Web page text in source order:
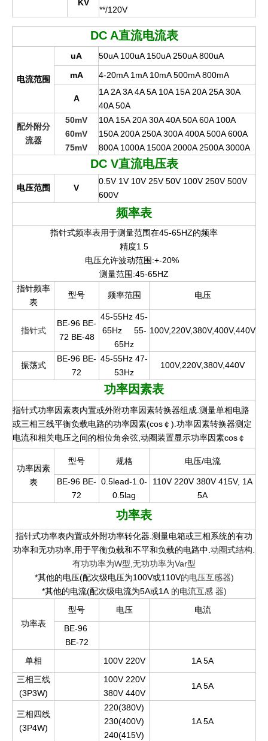
KV
**/120V
DC A直流电流表
电流范围
uA
50uA 100uA 150uA 250uA 800uA
mA
4-20mA 1mA 10mA 500mA 800mA
A
1A 2A 3A 4A 5A 10A 15A 20A 25A 30A
40A 50A
配外附分
流器
50mV
60mV
75mV
10A 15A 20A 30A 40A 50A 60A 100A
150A 200A 250A 300A 400A 500A 600A
800A 1000A 1500A 2000A 2500A 3000A
DC V直流电压表
电压范围 V
0.5V 1V 10V 25V 50V 100V 250V 500V
600V
频率表
指针式频率表用于测量范围在45-65HZ的频率
精度1.5
电压允许波动范围:+-20%
测量范围:45-65HZ
指针频率
表
型号 频率范围 电压
指针式
BE-96 BE-
72 BE-48
45-55Hz 45-
65Hz
55-
65Hz
100V,220V,380V,400V,440V
振荡式
BE-96 BE-
72
45-55Hz 47-
53Hz
100V,220V,380V,440V
功率因素表
指针式功率因素表内置或外附功率因素转换器组成.测量单相电路
或三相三线平衡负载电路的功率因素(cos￠).功率因素转换器测定
电流和相关电压之间的相位角余弦,动圈装置显示功率因素cos￠
功率因素
表
型号 规格 电压/电流
BE-96 BE-
72
0.5lead-1.0-
0.5lag
110V 220V 380V 415V, 1A
5A
功率表
指针式功率表内置或外附功率转化器.测量电箱或三相系统的有功
功率和无功功率,用于平衡负载和不平和负载的电路中. 动圈式结构.
有功功率为W型,无功功率为Var型
*其他的电压(配次级电压为100V或110V的电压互感器)
*其他的电流(配次级电流为5A或1A 的电流互感 器)
功率表
型号 电压
电流
BE-96
BE-72
单相
100V 220V
1A 5A
三相三线
(3P3W)
100V 220V
380V 440V
1A 5A
三相四线
(3P4W)
220(380V)
230(400V)
240(415V)
1A 5A